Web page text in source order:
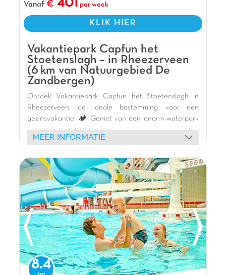
Pluspunten
Indoor speeltuin en Waterpark inbegrepen
Vanaf
401 per week
KLIK HIER
Vakantiepark Capfun het
Stoetenslagh – in Rheezerveen
(6 km van Natuurgebied De
Zandbergen)
Ontdek Vakantiepark Capfun het Stoetenslagh in
Rheezerveen, de ideale bestemming voor een
gezinsvakantie! 🏕️ Geniet van een enorm waterpark
🏊‍♀️ met zwembaden, spannende glijbanen 🎢 en een
groot meer met zandstrand 🏖️ voor diverse
Kinderen zullen dol zijn op de vele binnen- en
buitenspeeltuinen, de pumptrack 🚲, de aquatische
tokkelbaan en de bowlingbaan. Verblijf in onze
moderne stacaravans aan het meer 🏡. Boeiende
animatie 🎭 en een gezellig restaurant 🍽️ maken het
aanbod compleet. Verken de charmante steden
Zwolle en Emmen (WILDLANDS Adventure Zoo 🦒) in
de buurt.
De mening van Jasmijn
MEER INFORMATIE
8.4